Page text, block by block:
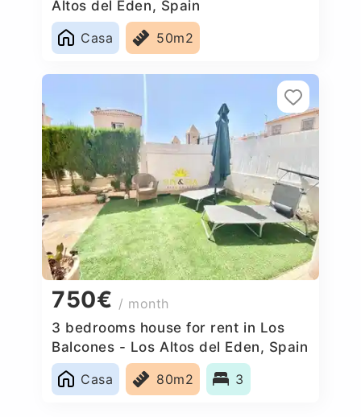
Altos del Eden, Spain
Casa
50m2
750€ / month
3 bedrooms house for rent in Los
Balcones - Los Altos del Eden, Spain
Casa
80m2 3